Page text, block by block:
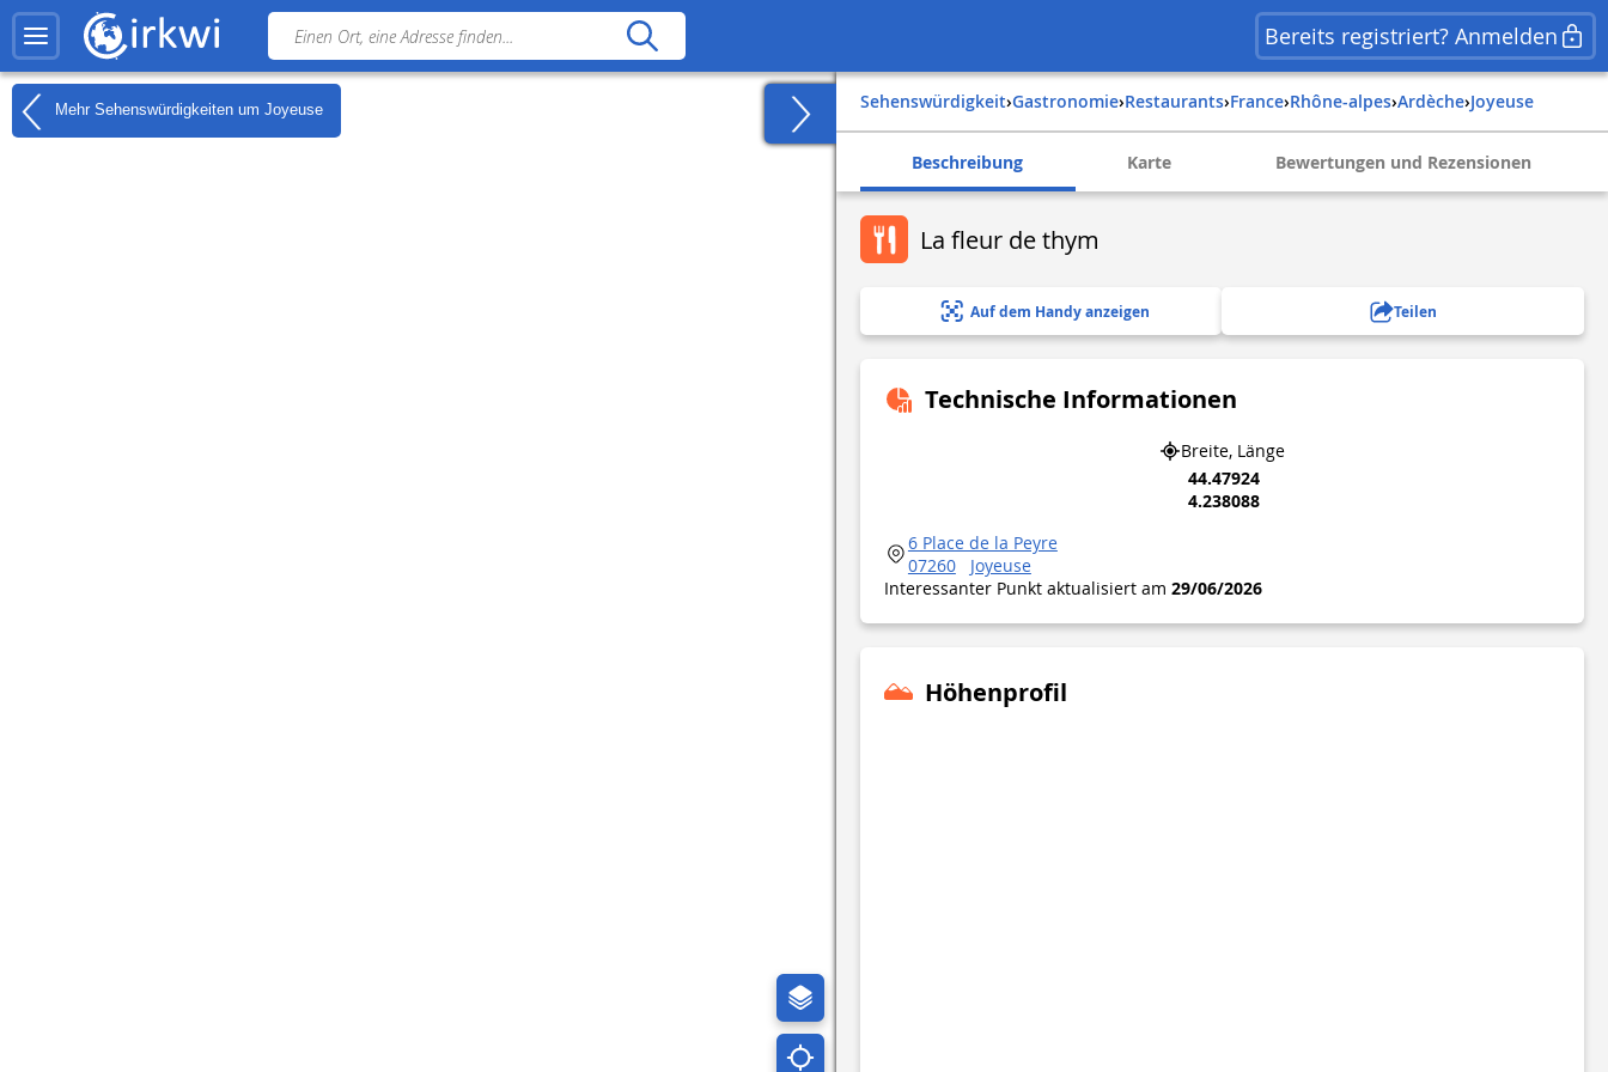
Bereits registriert? Anmelden
Mehr Sehenswürdigkeiten um Joyeuse Sehenswürdigkeit› Gastronomie› Restaurants› france› rhône-alpes› ardèche› joyeuse
Beschreibung Karte Bewertungen und Rezensionen
La fleur de thym
Auf dem Handy anzeigen Teilen
Technische Informationen
Breite, Länge
44.47924
4.238088
6 Place de la Peyre
07260
Joyeuse
Interessanter Punkt aktualisiert am 29/06/2026
Höhenprofil